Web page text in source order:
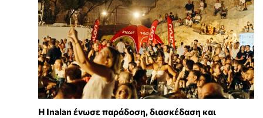
Η Inalan ένωσε παράδοση, διασκέδαση και